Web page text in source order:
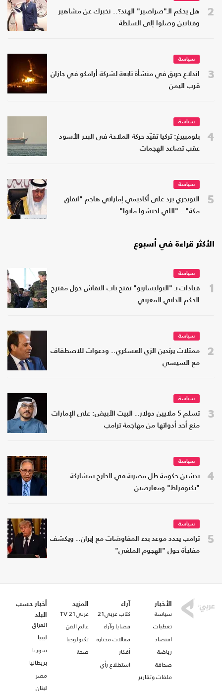
2
هل يحكم الـ"صراصير" الهند؟.. نخبرك عن مشاهير
وفنانين وصلوا إلى السلطة
3
سياسة
اندلاع حريق في منشأة تابعة لشركة أرامكو في جازان
قرب اليمن
4
سياسة
بلومبيرغ: تركيا تقيّد حركة الملاحة في البحر الأسود
عقب تصاعد الهجمات
5
سياسة
التويجري يرد على أكاديمي إماراتي هاجم "اتفاق
مكة".. "اللي اختشوا ماتوا"
الأكثر قراءة في أسبوع
1
سياسة
قيادات بـ "البوليساريو" تفتح باب النقاش حول مقترح
الحكم الذاتي المغربي
2
سياسة
ممثلات يرتدين الزي العسكري.. ودعوات للاصطفاف
مع السيسي
3
سياسة
تسلم 5 ملايين دولار.. البيت الأبيض: على الإمارات
منع أحد أدواتها من مهاجمة ترامب
4
سياسة
تدشين حكومة ظل مصرية في الخارج بمشاركة
"تكنوقراط" ومعارضين
5
سياسة
ترامب يحدد موعد بدء المفاوضات مع إيران.. ويكشف
مفاجأة حول "الهجوم الملغي"
الأخبار
سياسة
تغطيات
اقتصاد
رياضة
صحافة
ملفات وتقارير
آراء
كتاب عربي21
قضايا وآراء
مقالات مختارة
أفكار
استطلاع رأي
المزيد
عربي21 TV
عالم الفن
تكنولوجيا
صحة
أخبار حسب
البلد
العراق
ليبيا
سوريا
بريطانيا
مصر
لبنان